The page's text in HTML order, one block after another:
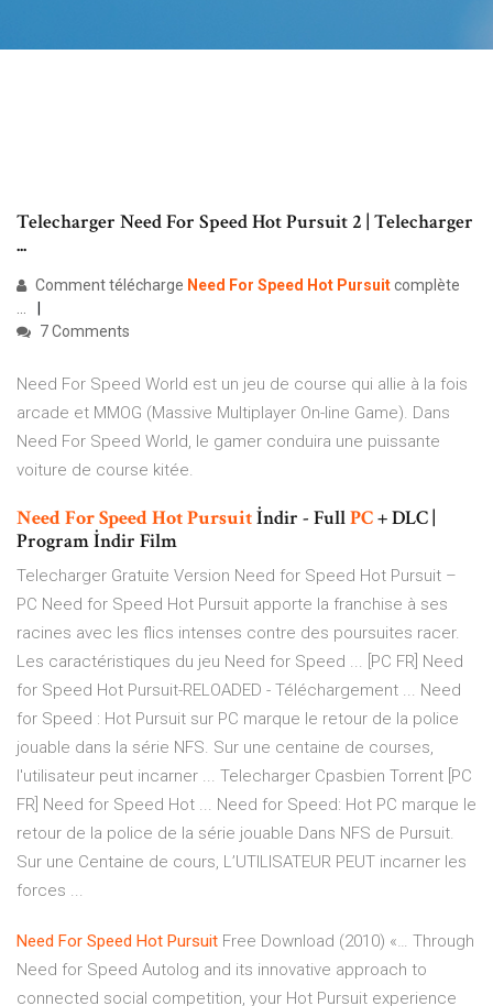
Telecharger Need For Speed Hot Pursuit 2 | Telecharger
...
Comment télécharge Need For Speed Hot Pursuitcomplète
...
7 Comments
Need For Speed World est un jeu de course qui allie à la fois
arcade et MMOG (Massive Multiplayer On-line Game). Dans
Need For Speed World, le gamer conduira une puissante
voiture de course kitée.
NeedForSpeedHotPursuitİndir - FullPC+ DLC |
Program İndir Film
Telecharger Gratuite Version Need for Speed Hot Pursuit –
PC Need for Speed Hot Pursuit apporte la franchise à ses
racines avec les flics intenses contre des poursuites racer.
Les caractéristiques du jeu Need for Speed ... [PC FR] Need
for Speed Hot Pursuit-RELOADED - Téléchargement ... Need
for Speed : Hot Pursuit sur PC marque le retour de la police
jouable dans la série NFS. Sur une centaine de courses,
l'utilisateur peut incarner ... Telecharger Cpasbien Torrent [PC
FR] Need for Speed Hot ... Need for Speed: Hot PC marque le
retour de la police de la série jouable Dans NFS de Pursuit.
Sur une Centaine de cours, L’UTILISATEUR PEUT incarner les
forces ...
Need For Speed Hot Pursuit Free Download (2010) «… Through
Need for Speed Autolog and its innovative approach to
connected social competition, your Hot Pursuit experience